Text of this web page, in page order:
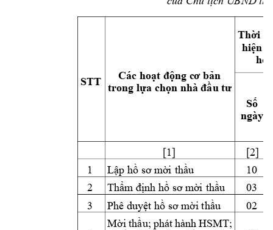
STT Các hoạt động cơ bản
trong lựa chọn nhà đầu tư
Thời
hiện
Số
ngày
[1]
[2]
1
Lập hồ sơ mời thầu
10
2
Thẩm định hồ sơ mời thầu
03
3
Phê duyệt hồ sơ mời thầu 02
Mời thầu; phát hành HSMT;